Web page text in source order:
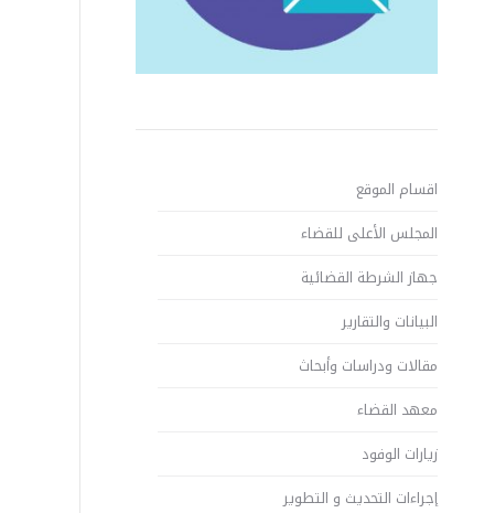
اقسام الموقع
المجلس الأعلى للقضاء
جهاز الشرطة القضائية
البيانات والتقارير
مقالات ودراسات وأبحاث
معهد القضاء
زيارات الوفود
إجراءات التحديث و التطوير